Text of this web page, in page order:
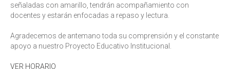
señaladas con amarillo, tendrán acompañamiento con
docentes y estarán enfocadas a repaso y lectura.
Agradecemos de antemano toda su comprensión y el constante
apoyo a nuestro Proyecto Educativo Institucional.
VER HORARIO